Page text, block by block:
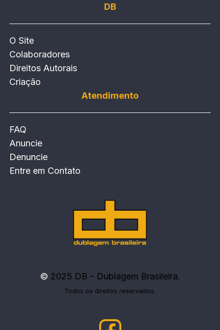
DB
O Site
Colaboradores
Direitos Autorais
Criação
Atendimento
FAQ
Anuncie
Denuncie
Entre em Contato
© 2025 DB – Dublagem Brasileira.
Todos os direitos reservados.